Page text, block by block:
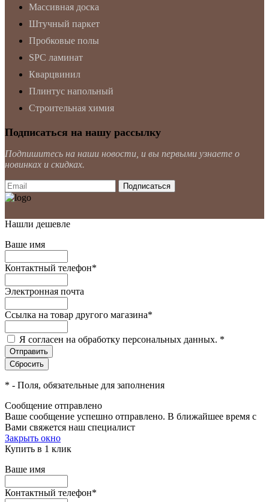
Массивная доска
Штучный паркет
Пробковые полы
SPC ламинат
Кварцвинил
Плинтус напольный
Строительная химия
Подписаться на нашу рассылку
Подпишитесь на наши новости, и вы первыми узнаете о
новинках и скидках.
Нашли дешевле
Ваше имя
Контактный телефон*
Электронная почта
Ссылка на товар другого магазина*
Я согласен на обработку персональных данных. *
* - Поля, обязательные для заполнения
Сообщение отправлено
Ваше сообщение успешно отправлено. В ближайшее время с
Вами свяжется наш специалист
Закрыть окно
Купить в 1 клик
Ваше имя
Контактный телефон*